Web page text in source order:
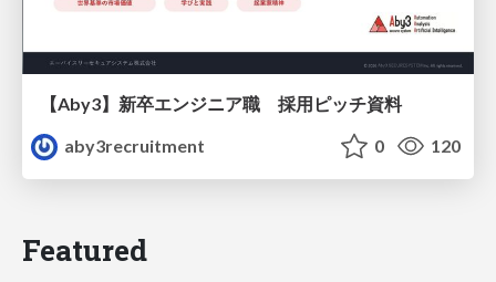
【Aby3】新卒エンジニア職 採用ピッチ資料
aby3recruitment
0 120
Featured